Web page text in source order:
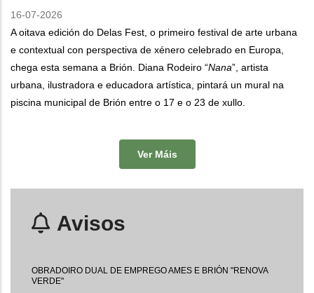
16-07-2026
A oitava edición do Delas Fest, o primeiro festival de arte urbana
e contextual con perspectiva de xénero celebrado en Europa,
chega esta semana a Brión. Diana Rodeiro “Nana”, artista
urbana, ilustradora e educadora artística, pintará un mural na
piscina municipal de Brión entre o 17 e o 23 de xullo.
Ver Máis
Avisos
OBRADOIRO DUAL DE EMPREGO AMES E BRIÓN "RENOVA
VERDE"